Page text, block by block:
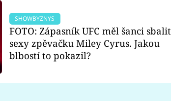
SHOWBYZNYS
FOTO: Zápasník UFC měl šanci sbalit
sexy zpěvačku Miley Cyrus. Jakou
blbostí to pokazil?